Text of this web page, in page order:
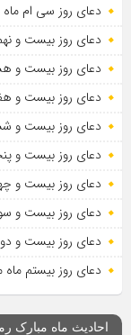
دعای روز سی ام
دعای روز بیست و
دعای روز بیست و
دعای روز بیست و
دعای روز بیست و
دعای روز بیست و
دعای روز بیست و
دعای روز بیست و
دعای روز بیست و
دعای روز بیستم
احادیث ماه مبارک